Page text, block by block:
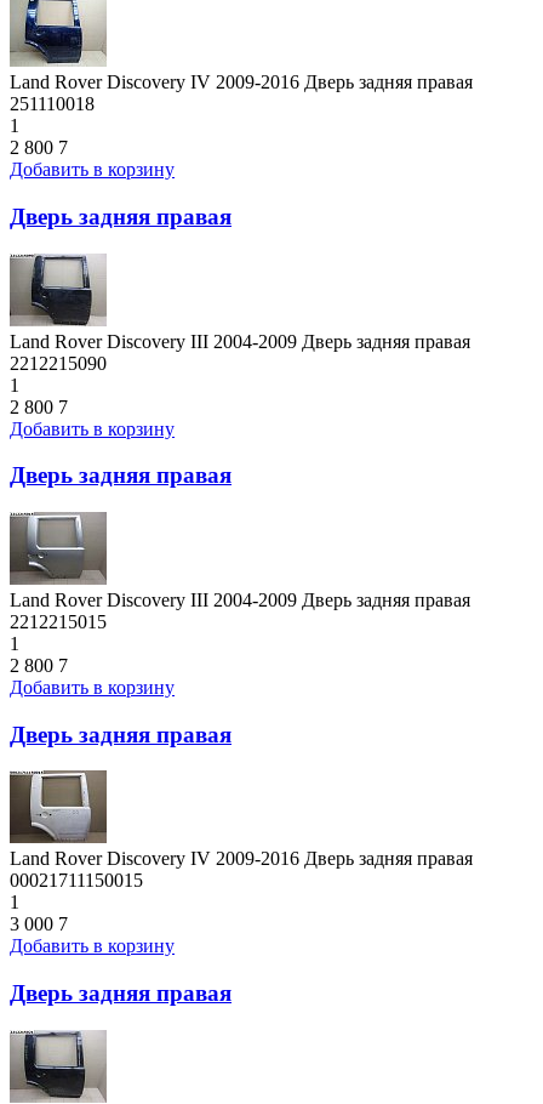
Land Rover Discovery IV 2009-2016 Дверь задняя правая
251110018
1
2 800 7
Добавить в корзину
Дверь задняя правая
Land Rover Discovery III 2004-2009 Дверь задняя правая
2212215090
1
2 800 7
Добавить в корзину
Дверь задняя правая
Land Rover Discovery III 2004-2009 Дверь задняя правая
2212215015
1
2 800 7
Добавить в корзину
Дверь задняя правая
Land Rover Discovery IV 2009-2016 Дверь задняя правая
00021711150015
1
3 000 7
Добавить в корзину
Дверь задняя правая